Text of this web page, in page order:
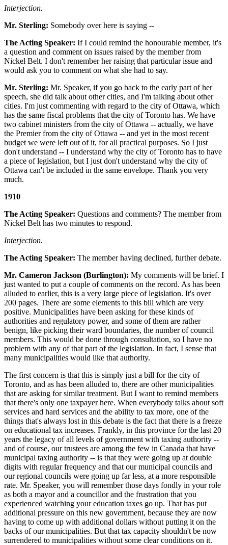
Interjection.
Mr. Sterling: Somebody over here is saying --
The Acting Speaker: If I could remind the honourable member, it's
a question and comment on issues raised by the member from
Nickel Belt. I don't remember her raising that particular issue and
would ask you to comment on what she had to say.
Mr. Sterling: Mr. Speaker, if you go back to the early part of her
speech, she did talk about other cities, and I'm talking about other
cities. I'm just commenting with regard to the city of Ottawa, which
has the same fiscal problems that the city of Toronto has. We have
two cabinet ministers from the city of Ottawa -- actually, we have
the Premier from the city of Ottawa -- and yet in the most recent
budget we were left out of it, for all practical purposes. So I just
don't understand -- I understand why the city of Toronto has to have
a piece of legislation, but I just don't understand why the city of
Ottawa can't be included in the same envelope. Thank you very
much.
1910
The Acting Speaker: Questions and comments? The member from
Nickel Belt has two minutes to respond.
Interjection.
The Acting Speaker: The member having declined, further debate.
Mr. Cameron Jackson (Burlington): My comments will be brief. I
just wanted to put a couple of comments on the record. As has been
alluded to earlier, this is a very large piece of legislation. It's over
200 pages. There are some elements to this bill which are very
positive. Municipalities have been asking for these kinds of
authorities and regulatory power, and some of them are rather
benign, like picking their ward boundaries, the number of council
members. This would be done through consultation, so I have no
problem with any of that part of the legislation. In fact, I sense that
many municipalities would like that authority.
The first concern is that this is simply just a bill for the city of
Toronto, and as has been alluded to, there are other municipalities
that are asking for similar treatment. But I want to remind members
that there's only one taxpayer here. When everybody talks about soft
services and hard services and the ability to tax more, one of the
things that's always lost in this debate is the fact that there is a freeze
on educational tax increases. Frankly, in this province for the last 20
years the legacy of all levels of government with taxing authority --
and of course, our trustees are among the few in Canada that have
municipal taxing authority -- is that they were going up at double
digits with regular frequency and that our municipal councils and
our regional councils were going up far less, at a more responsible
rate. Mr. Speaker, you will remember those days fondly in your role
as both a mayor and a councillor and the frustration that you
experienced watching your education taxes go up. That has put
additional pressure on this new government, because they are now
having to come up with additional dollars without putting it on the
backs of our municipalities. But that tax capacity shouldn't be now
surrendered to municipalities without some clear conditions on it.